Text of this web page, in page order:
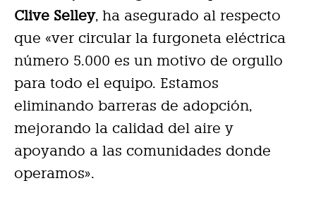
Clive Selley, ha asegurado al respecto
que «ver circular la furgoneta eléctrica
número 5.000 es un motivo de orgullo
para todo el equipo. Estamos
eliminando barreras de adopción,
mejorando la calidad del aire y
apoyando a las comunidades donde
operamos».